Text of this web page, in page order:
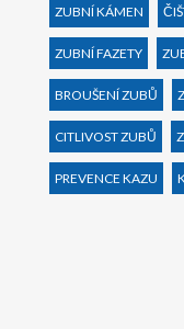
ZUBNÍ KÁMEN
ZUBNÍ FAZETY
BROUŠENÍ ZUBŮ
CITLIVOST ZUBŮ
PREVENCE KAZU